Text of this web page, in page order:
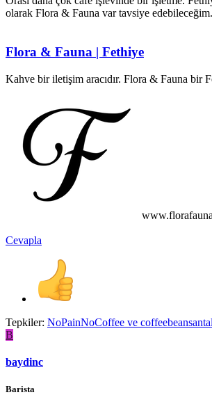
olarak Flora & Fauna var tavsiye edebileceğim.
Flora & Fauna | Fethiye
Kahve bir iletişim aracıdır. Flora & Fauna bir
Cevapla
Tepkiler: NoPainNoCoffee ve
B
baydinc
Barista